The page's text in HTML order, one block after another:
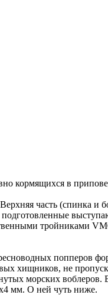
кормящихся в
часть (спинка и
тройниками
попперов
хищников, не
морских
мм. О ней чуть ниже.